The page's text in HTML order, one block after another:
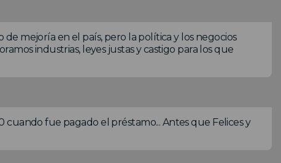
mejoría en el país, pero la política y los negocios
industrias, leyes justas y castigo para los que
fue pagado el préstamo... Antes que Felices y